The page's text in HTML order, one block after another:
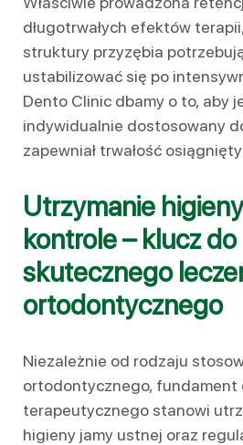
długotrwałych efektów
struktury przyzębia
ustabilizować się po
Dento Clinic dbamy o to, aby
indywidualnie dostosowany
zapewniał trwałość
Utrzymanie
kontrole – klucz do
skutecznego
ortodontycznego
Niezależnie od rodzaju
ortodontycznego, fundament
terapeutycznego stanowi
higieny jamy ustnej oraz